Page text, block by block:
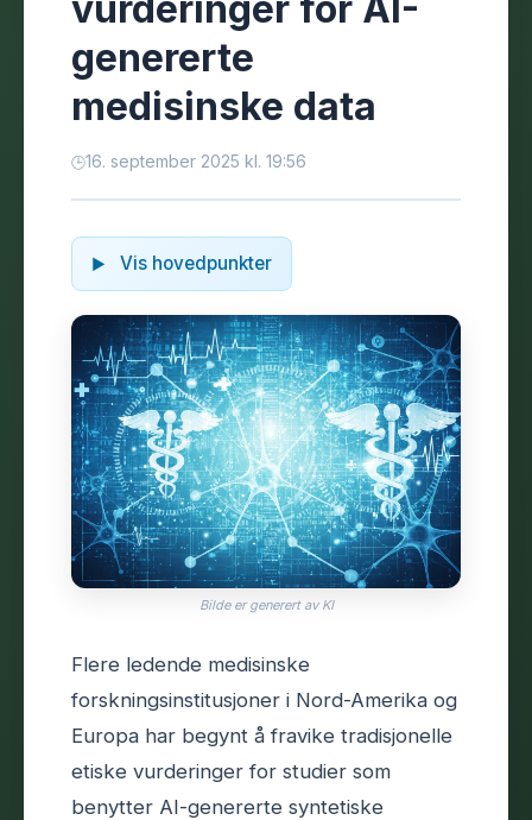
genererte
medisinske data
16. september 2025 kl. 19:56
Vis hovedpunkter
Bilde er generert av KI
Flere ledende medisinske
forskningsinstitusjoner i Nord-Amerika og
Europa har begynt å fravike tradisjonelle
etiske vurderinger for studier som
benytter AI-genererte syntetiske